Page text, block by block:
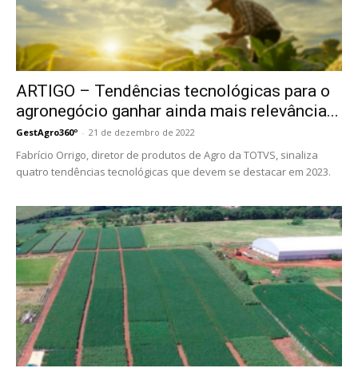
ARTIGO – Tendências tecnológicas para o
agronegócio ganhar ainda mais relevância...
GestAgro360º - 21 de dezembro de 2022
Fabrício Orrigo, diretor de produtos de Agro da TOTVS, sinaliza
quatro tendências tecnológicas que devem se destacar em 2023.